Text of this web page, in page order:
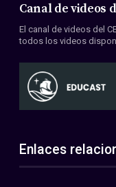
Canal de videos
El canal de videos del
todos los videos
Enlaces